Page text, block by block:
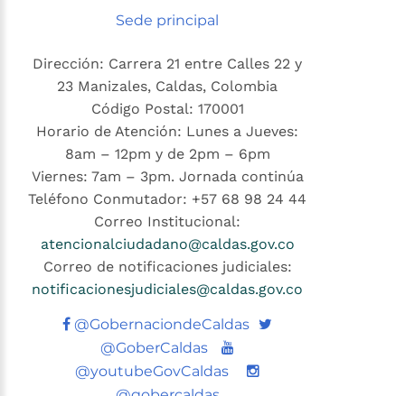
Sede principal
Dirección: Carrera 21 entre Calles 22 y
23 Manizales, Caldas, Colombia
Código Postal: 170001
Horario de Atención: Lunes a Jueves:
8am – 12pm y de 2pm – 6pm
Viernes: 7am – 3pm. Jornada continúa
Teléfono Conmutador: +57 68 98 24 44
Correo Institucional:
atencionalciudadano@caldas.gov.co
Correo de notificaciones judiciales:
notificacionesjudiciales@caldas.gov.co
@GobernaciondeCaldas Twitter
@GoberCaldas
Youtube
@youtubeGovCaldas